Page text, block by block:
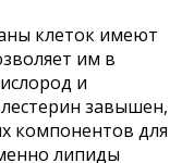
клеток имеют
им в
и
завышен,
компонентов для
липиды